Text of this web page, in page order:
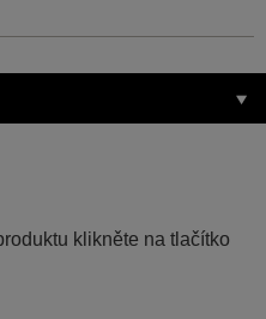
klikněte na tlačítko